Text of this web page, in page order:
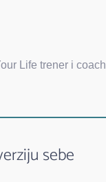
Life trener i coach
sebe